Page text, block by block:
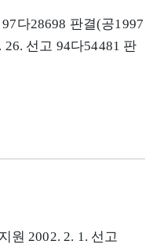
다28698 판결(공1997
선고 94다54481 판
원 2002. 2. 1. 선고